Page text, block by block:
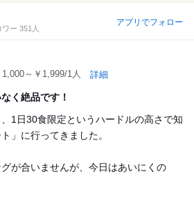
ワー 351人
アプリでフォロー
1,000～￥1,999/1人 詳細
く絶品です！
1日30食限定というハードルの高さで知
」に行ってきました。
が合いませんが、今日はあいにくの